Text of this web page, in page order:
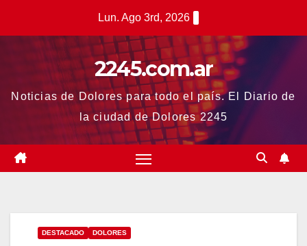
Lun. Ago 3rd, 2026
2245.com.ar
Noticias de Dolores para todo el país. El Diario de
la ciudad de Dolores 2245
DESTACADO DOLORES